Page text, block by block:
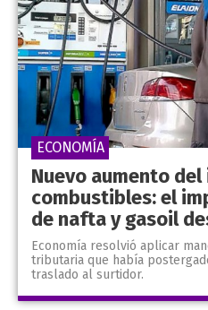
Nuevo aumento
combustibles: el
de nafta y gasoil
Economía resolvió aplicar
tributaria que había
traslado al surtidor.
ECONOMÍA